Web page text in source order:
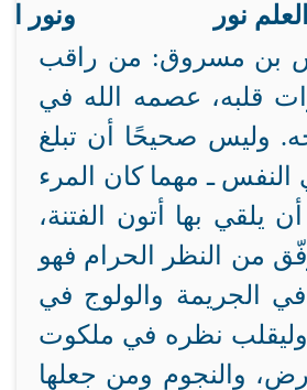
نور
ونور
بن مسروق: من راقب
قلبه، عصمه الله في
وليس صحيحًا أن تبلغ
النفس ـ مهما كان المرء
يلقي بها أتون الفتنة،
من النظر الحرام فهو
الجريمة والولوج في
وليقلب نظره في ملكوت
والنجوم ومن جعلها